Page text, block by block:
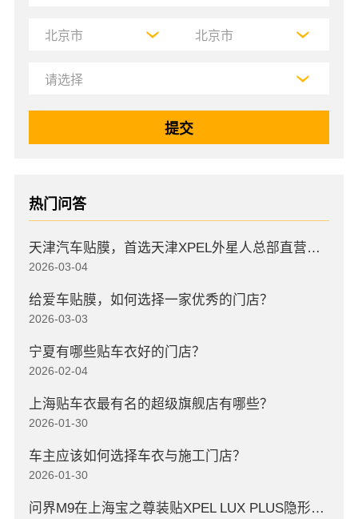
热门问答
天津汽车贴膜，首选天津XPEL外星人总部直营店，高口碑店
2026-03-04
给爱车贴膜，如何选择一家优秀的门店？
2026-03-03
宁夏有哪些贴车衣好的门店？
2026-02-04
上海贴车衣最有名的超级旗舰店有哪些？
2026-01-30
车主应该如何选择车衣与施工门店？
2026-01-30
问界M9在上海宝之尊装贴XPEL LUX PLUS隐形车衣